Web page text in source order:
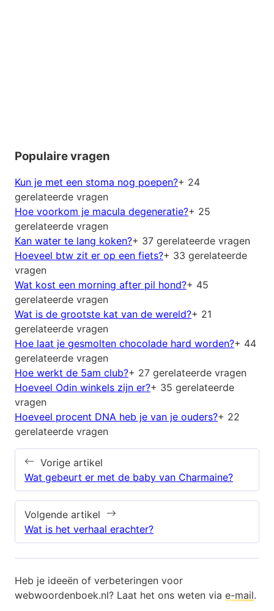
Populaire vragen
Kun je met een stoma nog poepen?+ 24
gerelateerde vragen
Hoe voorkom je macula degeneratie?+ 25
gerelateerde vragen
Kan water te lang koken?+ 37 gerelateerde vragen
Hoeveel btw zit er op een fiets?+ 33 gerelateerde
vragen
Wat kost een morning after pil hond?+ 45
gerelateerde vragen
Wat is de grootste kat van de wereld?+ 21
gerelateerde vragen
Hoe laat je gesmolten chocolade hard worden?+ 44
gerelateerde vragen
Hoe werkt de 5am club?+ 27 gerelateerde vragen
Hoeveel Odin winkels zijn er?+ 35 gerelateerde
vragen
Hoeveel procent DNA heb je van je ouders?+ 22
gerelateerde vragen
Vorige artikel
Wat gebeurt er met de baby van Charmaine?
Volgende artikel
Wat is het verhaal erachter?
Heb je ideeën of verbeteringen voor
webwoordenboek.nl? Laat het ons weten via e-mail.